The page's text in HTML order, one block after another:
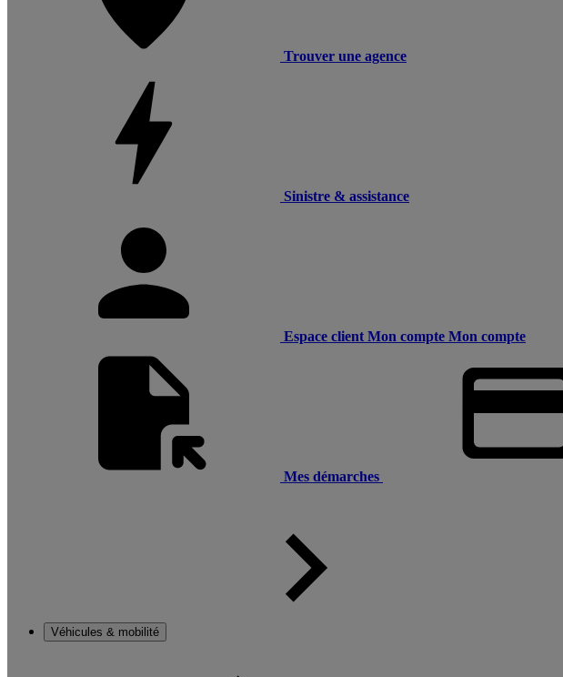
Trouver une agence
Sinistre & assistance
Espace client Mon compte Mon compte
Mes démarches
Véhicules & mobilité